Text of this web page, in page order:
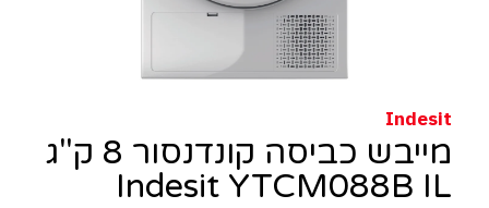
Indesit
מייבש כביסה קונדנסור 8 ק"ג
Indesit YTCM088B IL